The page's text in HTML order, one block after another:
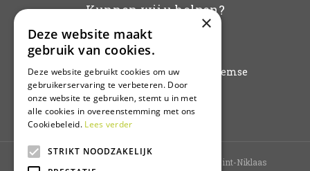
Kunnen wij u helpen?
info@vanbuynder.be
03/771.38.20
Hoogkamerstraat 196 - 9140 Temse
Plan route
Bloemenwinkel Sint-Niklaas
×
Deze website maakt
gebruik van cookies.
Deze website gebruikt cookies om uw
gebruikerservaring te verbeteren. Door
onze website te gebruiken, stemt u in met
alle cookies in overeenstemming met ons
Cookiebeleid. Lees verder
STRIKT NOODZAKELIJK